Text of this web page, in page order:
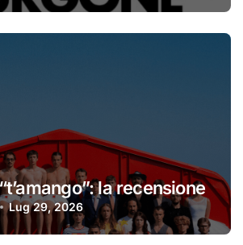
la recensione
Lug 29, 2026